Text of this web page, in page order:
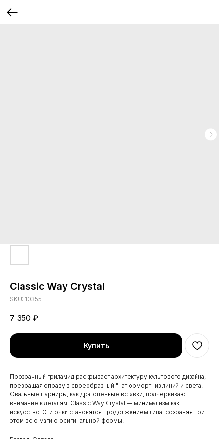
Classic Way Crystal
SKU: 10355
7 350 ₽
Купить
Прозрачный гриламид раскрывает архитектуру культового дизайна,
превращая оправу в своеобразный "натюрморт" из линий и света.
Овальные шарниры, как драгоценные вставки, подчеркивают
внимание к деталям. Classic Way Crystal — минимализм как
искусство. Эти очки становятся продолжением лица, сохраняя при
этом всю магию оригинальной формы.